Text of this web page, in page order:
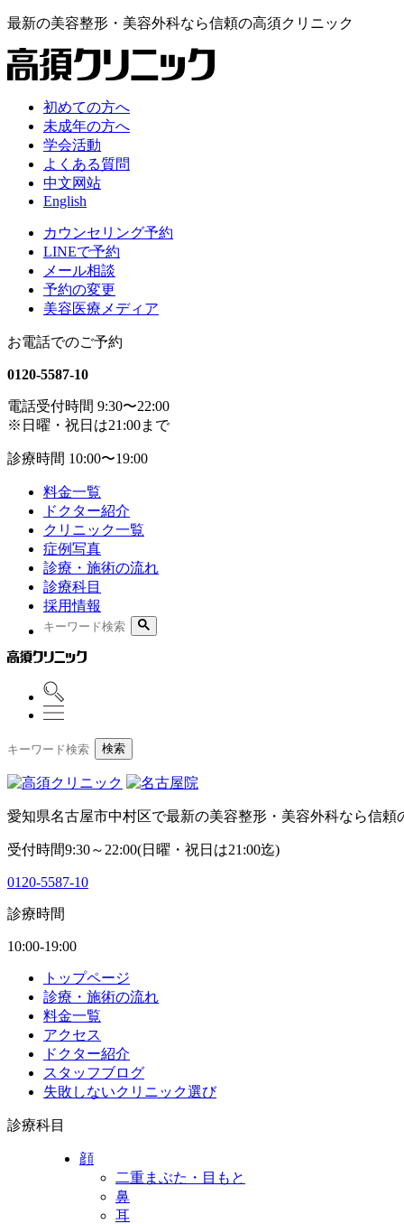
最新の美容整形・美容外科なら信頼の高須クリニック
初めての方へ
未成年の方へ
学会活動
よくある質問
中文网站
English
カウンセリング予約
LINEで予約
メール相談
予約の変更
美容医療メディア
お電話でのご予約
0120-5587-10
電話受付時間 9:30〜22:00
※日曜・祝日は21:00まで
診療時間 10:00〜19:00
料金一覧
ドクター紹介
クリニック一覧
症例写真
診療・施術の流れ
診療科目
採用情報
検索
愛知県名古屋市中村区で最新の美容整形・美容外科なら信頼
受付時間9:30～22:00(日曜・祝日は21:00迄)
0120-5587-10
診療時間
10:00-19:00
トップページ
診療・施術の流れ
料金一覧
アクセス
ドクター紹介
スタッフブログ
失敗しないクリニック選び
診療科目
顔
二重まぶた・目もと
鼻
耳